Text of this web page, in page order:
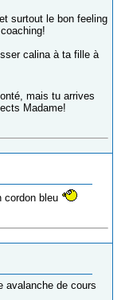
surtout le bon feeling
calina à ta fille à
mais tu arrives
Madame!
cordon bleu
avalanche de cours